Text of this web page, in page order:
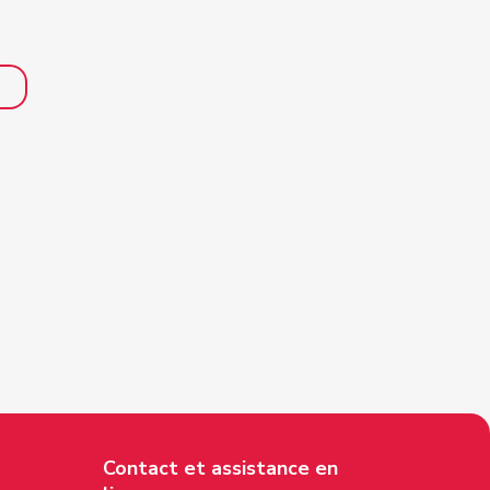
Contact et assistance en